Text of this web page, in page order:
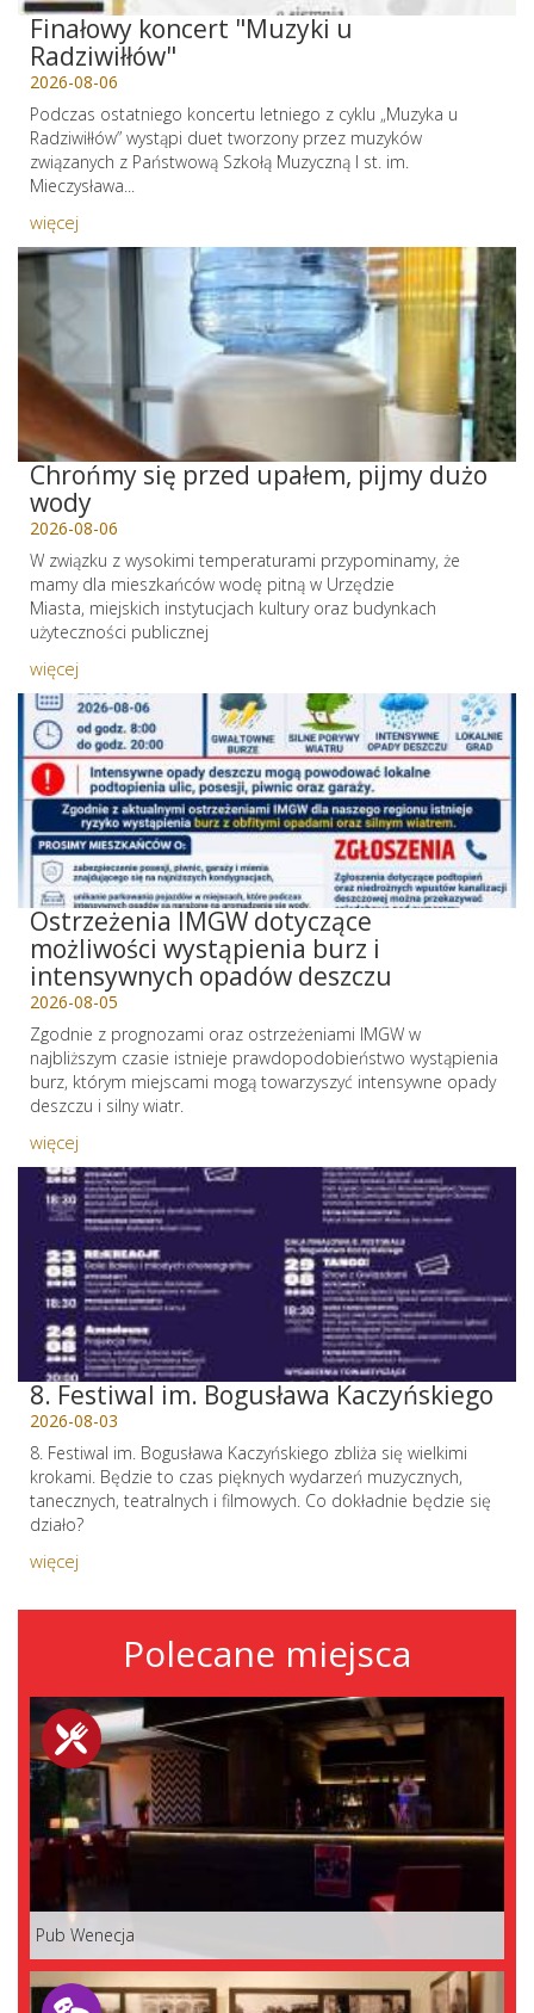
Finałowy koncert "Muzyki u
Radziwiłłów"
2026-08-06
Podczas ostatniego koncertu letniego z cyklu „Muzyka u
Radziwiłłów” wystąpi duet tworzony przez muzyków
związanych z Państwową Szkołą Muzyczną I st. im.
Mieczysława...
więcej
Chrońmy się przed upałem, pijmy dużo
wody
2026-08-06
W związku z wysokimi temperaturami przypominamy, że
mamy dla mieszkańców wodę pitną w Urzędzie
Miasta, miejskich instytucjach kultury oraz budynkach
użyteczności publicznej
więcej
Ostrzeżenia IMGW dotyczące
możliwości wystąpienia burz i
intensywnych opadów deszczu
2026-08-05
Zgodnie z prognozami oraz ostrzeżeniami IMGW w
najbliższym czasie istnieje prawdopodobieństwo wystąpienia
burz, którym miejscami mogą towarzyszyć intensywne opady
deszczu i silny wiatr.
więcej
8. Festiwal im. Bogusława Kaczyńskiego
2026-08-03
8. Festiwal im. Bogusława Kaczyńskiego zbliża się wielkimi
krokami. Będzie to czas pięknych wydarzeń muzycznych,
tanecznych, teatralnych i filmowych. Co dokładnie będzie się
działo?
więcej
Polecane miejsca
Pub Wenecja